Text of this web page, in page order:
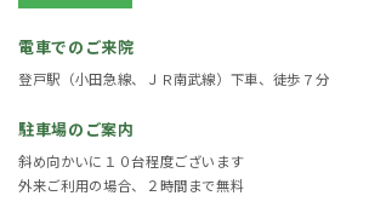
電車でのご来院
登戸駅（小田急線、ＪＲ南武線）下車、徒歩７分
駐車場のご案内
斜め向かいに１０台程度ございます
外来ご利用の場合、２時間まで無料